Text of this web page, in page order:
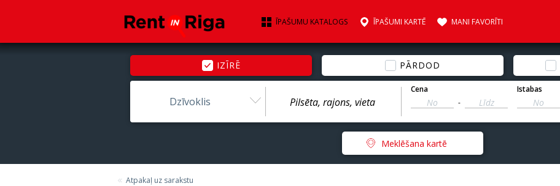
ĪPAŠUMU KATALOGS ĪPAŠUMI KARTĒ MANI FAVORĪTI
IZĪRĒ PĀRDOD
Dzīvoklis
Cena
-
Istabas
Meklēšana kartē
Atpakaļ uz sarakstu